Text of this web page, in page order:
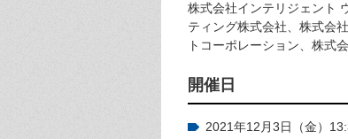
株式会社インテリジェント
ティング株式会社、株式会
トコーポレーション、株
開催日
2021年12月3日（金）